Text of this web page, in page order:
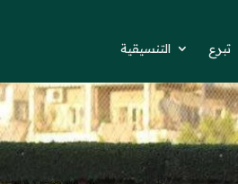
تبرع التنسيقية